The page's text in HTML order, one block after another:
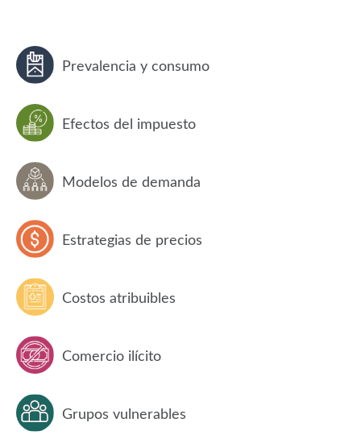
Prevalencia y consumo
Efectos del impuesto
Modelos de demanda
Estrategias de precios
Costos atribuibles
Comercio ilícito
Grupos vulnerables